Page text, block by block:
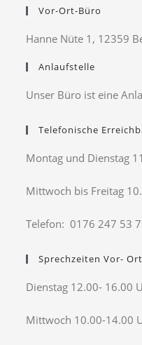
Vor-Ort-Büro
Hanne Nüte 1, 12359
Anlaufstelle
Unser Büro ist eine
Telefonische
Montag und Dienstag
Mittwoch bis Freitag
Telefon: 0176 247 53
Sprechzeiten Vor- Ort
Dienstag 12.00- 16.00
Mittwoch 10.00-14.00